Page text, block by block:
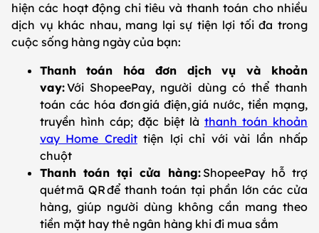
hiện các hoạt động chi tiêu và thanh toán cho nhiều
dịch vụ khác nhau, mang lại sự tiện lợi tối đa trong
cuộc sống hàng ngày của bạn:
Thanh toán hóa đơn dịch vụ và khoản
vay:Với ShopeePay, người dùng có thể thanh
toán các hóa đơn giá điện, giá nước, tiền mạng,
truyền hình cáp; đặc biệt là thanh toán khoản
vay Home Credittiện lợi chỉ với vài lần nhấp
chuột
Thanh toán tại cửa hàng: ShopeePay hỗ trợ
quét mã QR để thanh toán tại phần lớn các cửa
hàng, giúp người dùng không cần mang theo
tiền mặt hay thẻ ngân hàng khi đi mua sắm